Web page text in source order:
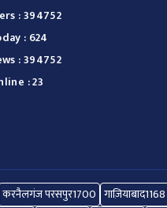
: 394752
: 624
: 394752
: 23
करनैलगंज परसपुर1700 गाज़ियाबाद1168